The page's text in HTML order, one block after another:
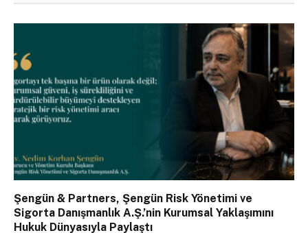
Şengün & Partners, Şengün Risk Yönetimi ve
Sigorta Danışmanlık A.Ş.’nin Kurumsal Yaklaşımını
Hukuk Dünyasıyla Paylaştı